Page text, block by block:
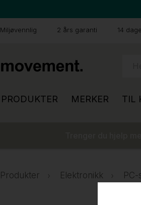
Miljøvennlig 2 års garanti 14
PRODUKTER MERKER TIL
Produkter Elektronikk